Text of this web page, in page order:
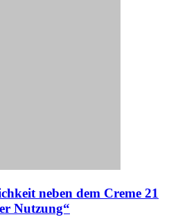
neben dem Creme 21
Nutzung“